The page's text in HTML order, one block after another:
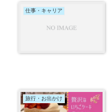
仕事・キャリア
旅行・お出かけ